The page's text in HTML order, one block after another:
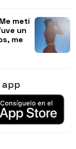
metí
un
me